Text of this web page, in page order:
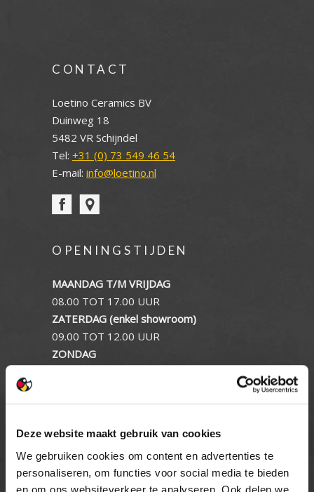
Deze website maakt gebruik van cookies
We gebruiken cookies om content en advertenties te
personaliseren, om functies voor social media te bieden
en om ons websiteverkeer te analyseren. Ook delen we
CONTACT
Loetino Ceramics BV
Duinweg 18
5482 VR Schijndel
Tel: +31 (0) 73 549 46 54
E-mail: info@loetino.nl
OPENINGSTIJDEN
MAANDAG T/M VRIJDAG
08.00 TOT 17.00 UUR
ZATERDAG (enkel showroom)
09.00 TOT 12.00 UUR
ZONDAG
Privacy verklaring
Cookie beleid
Contact